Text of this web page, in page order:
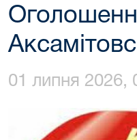
01 липня 2026,